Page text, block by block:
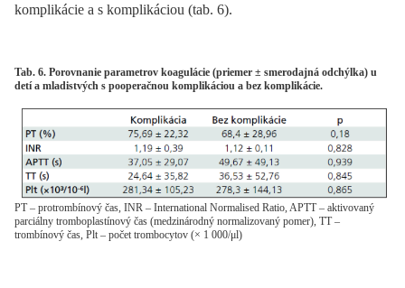
komplikácie a s komplikáciou (tab. 6).
Tab. 6. Porovnanie parametrov koagulácie (priemer ± smerodajná odchýlka) u
detí a mladistvých s pooperačnou komplikáciou a bez komplikácie.
PT – protrombínový čas, INR – International Normalised Ratio, APTT – aktivovaný
parciálny tromboplastínový čas (medzinárodný normalizovaný pomer), TT –
trombínový čas, Plt – počet trombocytov (× 1 000/μl)